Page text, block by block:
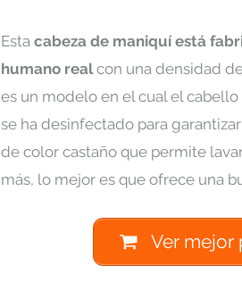
Esta cabeza de maniquí está
humano realcon una densidad
es un modelo en el cual el
se ha desinfectado para
de color castaño que permite
más, lo mejor es que ofrece una
Ver mejor